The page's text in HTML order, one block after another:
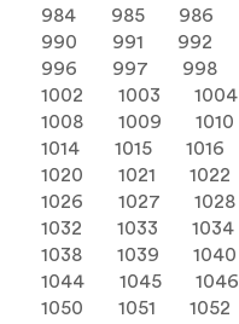
984
985 986
990
991 992
996
997 998
1002
1003 1004
1008
1009 1010
1014
1015 1016
1020
1021 1022
1026
1027 1028
1032
1033 1034
1038
1039 1040
1044
1045 1046
1050
1051 1052